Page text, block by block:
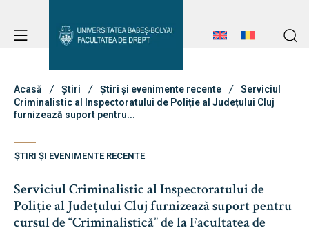
Avizier Studenți
Studii
Erasmus & Internațional
Avizier Studenți
Admitere
Erasmus & Internațional
Acasă Știri Știri și evenimente recente
Serviciul
Criminalistic al Inspectoratului de Poliție al Județului Cluj
furnizează suport pentru...
ȘTIRI ȘI EVENIMENTE RECENTE
Serviciul Criminalistic al Inspectoratului de
Poliție al Județului Cluj furnizează suport pentru
cursul de “Criminalistică” de la Facultatea de